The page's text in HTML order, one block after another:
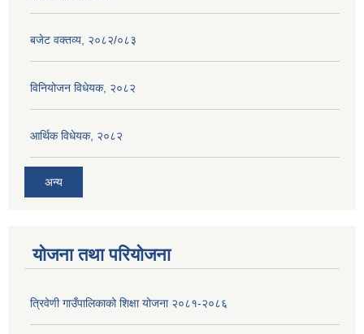
बजेट वक्तव्य, २०८२/०८३
विनियोजन विधेयक, २०८२
आर्थिक विधेयक, २०८२
अन्य
योजना तथा परियोजना
त्रिवेणी गाउँपालिकाको शिक्षा योजना २०८१-२०८६